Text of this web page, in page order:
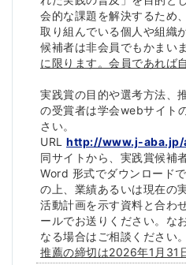
会的な課題を解決するため、
取り組んでいる個人や組織
候補者は非会員でもかまい
に限ります。 会員であれば
実践賞の目的や選考方法、
の受賞者は学会webサイト
さい。
URL http://www.j-aba.jp/
同サイトから、実践賞候補
Word 形式でダウンロード
の上、 業績あるいは現在の
活動計画を示す資料と合わ
ールでお送りください。なお
なる場合はご相談ください。
推薦の締切は2026年1月31